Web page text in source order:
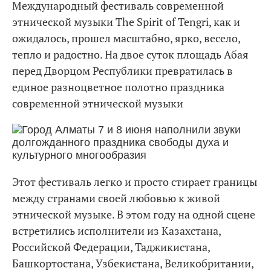
Международный фестиваль современной
этнической музыки The Spirit of Tengri, как и
ожидалось, прошел масштабно, ярко, весело,
тепло и радостно. На двое суток площадь Абая
перед Дворцом Республики превратилась в
единое разноцветное полотно праздника
современной этнической музыки
Этот фестиваль легко и просто стирает границы
между странами своей любовью к живой
этнической музыке. В этом году на одной сцене
встретились исполнители из Казахстана,
Российской Федерации, Таджикистана,
Башкортостана, Узбекистана, Великобритании,